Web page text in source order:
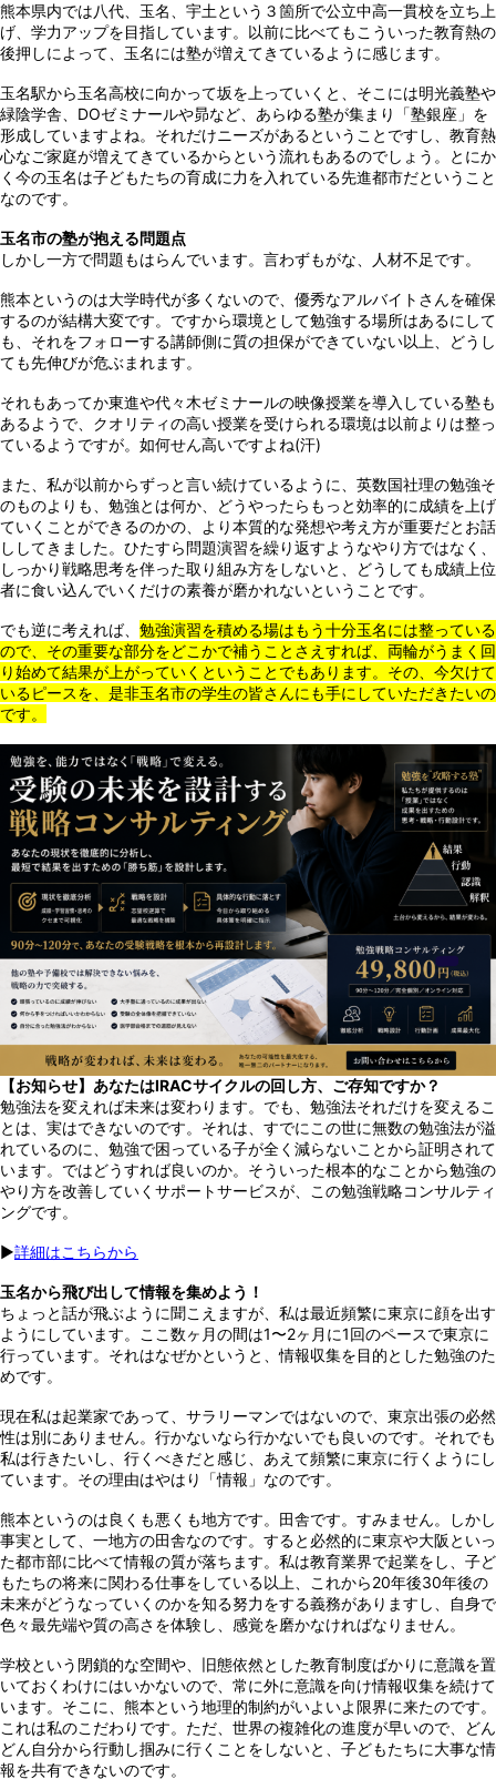
熊本県内では八代、玉名、宇土という３箇所で公立中高一貫校を立ち上
げ、学力アップを目指しています。以前に比べてもこういった教育熱の
後押しによって、玉名には塾が増えてきているように感じます。
玉名駅から玉名高校に向かって坂を上っていくと、そこには明光義塾や
緑陰学舎、DOゼミナールや昴など、あらゆる塾が集まり「塾銀座」を
形成していますよね。それだけニーズがあるということですし、教育熱
心なご家庭が増えてきているからという流れもあるのでしょう。とにか
く今の玉名は子どもたちの育成に力を入れている先進都市だということ
なのです。
玉名市の塾が抱える問題点
しかし一方で問題もはらんでいます。言わずもがな、人材不足です。
熊本というのは大学時代が多くないので、優秀なアルバイトさんを確保
するのが結構大変です。ですから環境として勉強する場所はあるにして
も、それをフォローする講師側に質の担保ができていない以上、どうし
ても先伸びが危ぶまれます。
それもあってか東進や代々木ゼミナールの映像授業を導入している塾も
あるようで、クオリティの高い授業を受けられる環境は以前よりは整っ
ているようですが。如何せん高いですよね(汗)
また、私が以前からずっと言い続けているように、英数国社理の勉強そ
のものよりも、勉強とは何か、どうやったらもっと効率的に成績を上げ
ていくことができるのかの、より本質的な発想や考え方が重要だとお話
ししてきました。ひたすら問題演習を繰り返すようなやり方ではなく、
しっかり戦略思考を伴った取り組み方をしないと、どうしても成績上位
者に食い込んでいくだけの素養が磨かれないということです。
でも逆に考えれば、 勉強演習を積める場はもう十分玉名には整っている
ので、その重要な部分をどこかで補うことさえすれば、両輪がうまく回
り始めて結果が上がっていくということでもあります。その、今欠けて
いるピースを、是非玉名市の学生の皆さんにも手にしていただきたいの
です。
【お知らせ】あなたはIRACサイクルの回し方、ご存知ですか？
勉強法を変えれば未来は変わります。でも、勉強法それだけを変えるこ
とは、実はできないのです。それは、すでにこの世に無数の勉強法が溢
れているのに、勉強で困っている子が全く減らないことから証明されて
います。ではどうすれば良いのか。そういった根本的なことから勉強の
やり方を改善していくサポートサービスが、この勉強戦略コンサルティ
ングです。
▶︎詳細はこちらから
玉名から飛び出して情報を集めよう！
ちょっと話が飛ぶように聞こえますが、私は最近頻繁に東京に顔を出す
ようにしています。ここ数ヶ月の間は1〜2ヶ月に1回のペースで東京に
行っています。それはなぜかというと、情報収集を目的とした勉強のた
めです。
現在私は起業家であって、サラリーマンではないので、東京出張の必然
性は別にありません。行かないなら行かないでも良いのです。それでも
私は行きたいし、行くべきだと感じ、あえて頻繁に東京に行くようにし
ています。その理由はやはり「情報」なのです。
熊本というのは良くも悪くも地方です。田舎です。すみません。しかし
事実として、一地方の田舎なのです。すると必然的に東京や大阪といっ
た都市部に比べて情報の質が落ちます。私は教育業界で起業をし、子ど
もたちの将来に関わる仕事をしている以上、これから20年後30年後の
未来がどうなっていくのかを知る努力をする義務がありますし、自身で
色々最先端や質の高さを体験し、感覚を磨かなければなりません。
学校という閉鎖的な空間や、旧態依然とした教育制度ばかりに意識を置
いておくわけにはいかないので、常に外に意識を向け情報収集を続けて
います。そこに、熊本という地理的制約がいよいよ限界に来たのです。
これは私のこだわりです。ただ、世界の複雑化の進度が早いので、どん
どん自分から行動し掴みに行くことをしないと、子どもたちに大事な情
報を共有できないのです。